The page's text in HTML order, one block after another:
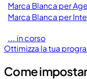
Marca Blanca per
Marca Blanca per
... in corso
Ottimizza la tua
Come